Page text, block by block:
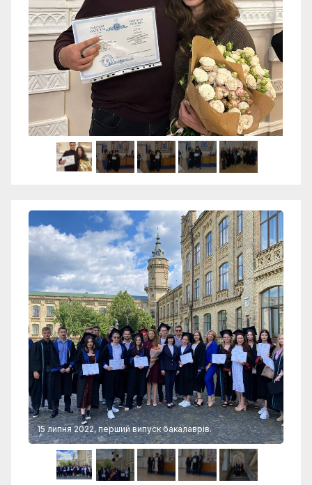
15 липня 2022, перший випуск бакалаврів.